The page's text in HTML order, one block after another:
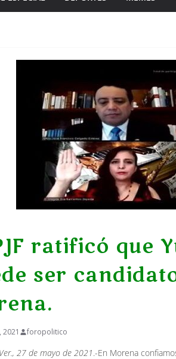
ratificó que
ser
2021 foropolitico
27 de mayo de 2021.-En Morena